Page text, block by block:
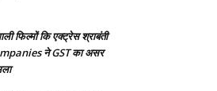
फिल्मों कि एक्ट्रेस श्राबंती
ने GST का असर